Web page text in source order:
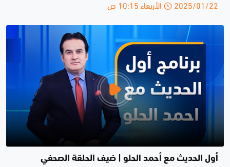
2025/01/22 الأربعاء 10:15 ص
أول الحديث مع أحمد الحلو | ضيف الحلقة الصحفي